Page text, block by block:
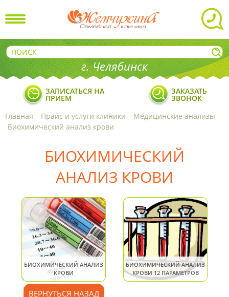
г. Челябинск
ЗАПИСАТЬСЯ НА
ПРИЕМ
ЗАКАЗАТЬ
ЗВОНОК
Главная
Прайс и услуги клиники
Медицинские анализы
Биохимический анализ крови
БИОХИМИЧЕСКИЙ
АНАЛИЗ КРОВИ
БИОХИМИЧЕСКИЙ АНАЛИЗ
КРОВИ
ВЕРНУТЬСЯ НАЗАД
БИОХИМИЧЕСКИЙ АНАЛИЗ
КРОВИ 12 ПАРАМЕТРОВ